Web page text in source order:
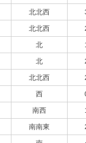
北北西
北北西
北
北
北北西
西
南西
南南東